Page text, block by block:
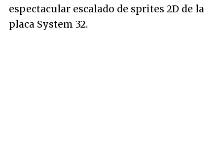
espectacular escalado de sprites 2D de la
placa System 32.